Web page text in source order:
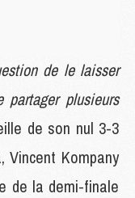
de le laisser
plusieurs
de son nul 3-3
Vincent Kompany
de la demi-finale